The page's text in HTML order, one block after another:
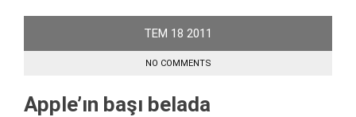
TEM 18 2011
NO COMMENTS
Apple’ın başı belada